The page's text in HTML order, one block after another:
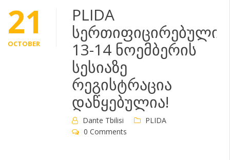
21
OCTOBER
PLIDA
სერთიფიცირებული:
13-14 ნოემბერის
სესიაზე
რეგისტრაცია
დაწყებულია!
Dante Tbilisi
PLIDA
0 Comments